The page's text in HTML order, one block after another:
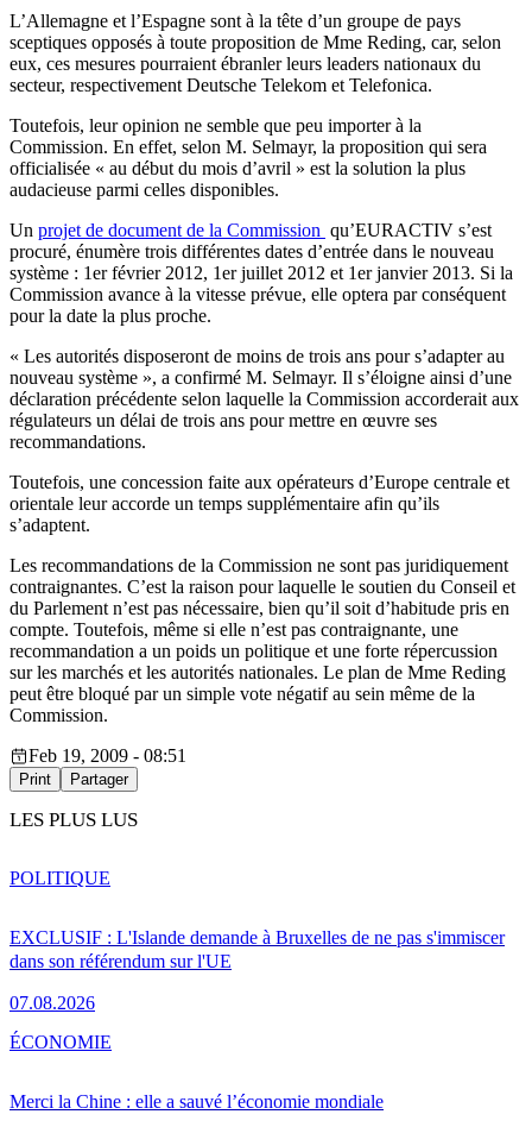
L’Allemagne et l’Espagne sont à la tête d’un groupe de pays
sceptiques opposés à toute proposition de Mme Reding, car, selon
eux, ces mesures pourraient ébranler leurs leaders nationaux du
secteur, respectivement Deutsche Telekom et Telefonica.
Toutefois, leur opinion ne semble que peu importer à la
Commission. En effet, selon M. Selmayr, la proposition qui sera
officialisée « au début du mois d’avril » est la solution la plus
audacieuse parmi celles disponibles.
Un projet de document de la Commission qu’EURACTIV s’est
procuré, énumère trois différentes dates d’entrée dans le nouveau
système : 1er février 2012, 1er juillet 2012 et 1er janvier 2013. Si la
Commission avance à la vitesse prévue, elle optera par conséquent
pour la date la plus proche.
« Les autorités disposeront de moins de trois ans pour s’adapter au
nouveau système », a confirmé M. Selmayr. Il s’éloigne ainsi d’une
déclaration précédente selon laquelle la Commission accorderait aux
régulateurs un délai de trois ans pour mettre en œuvre ses
recommandations.
Toutefois, une concession faite aux opérateurs d’Europe centrale et
orientale leur accorde un temps supplémentaire afin qu’ils
s’adaptent.
Les recommandations de la Commission ne sont pas juridiquement
contraignantes. C’est la raison pour laquelle le soutien du Conseil et
du Parlement n’est pas nécessaire, bien qu’il soit d’habitude pris en
compte. Toutefois, même si elle n’est pas contraignante, une
recommandation a un poids un politique et une forte répercussion
sur les marchés et les autorités nationales. Le plan de Mme Reding
peut être bloqué par un simple vote négatif au sein même de la
Commission.
Feb 19, 2009 - 08:51
Print Partager
LES PLUS LUS
EXCLUSIF : L'Islande demande à Bruxelles de ne pas s'immiscer
dans son référendum sur l'UE
07.08.2026
POLITIQUE
Merci la Chine : elle a sauvé l’économie mondiale
ÉCONOMIE